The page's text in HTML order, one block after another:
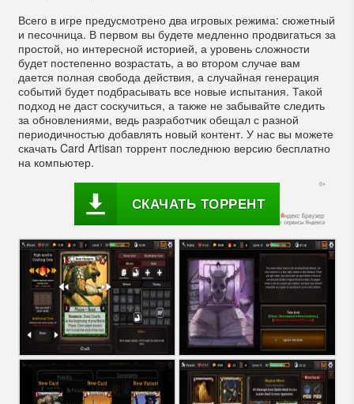
Всего в игре предусмотрено два игровых режима: сюжетный
и песочница. В первом вы будете медленно продвигаться за
простой, но интересной историей, а уровень сложности
будет постепенно возрастать, а во втором случае вам
дается полная свобода действия, а случайная генерация
событий будет подбрасывать все новые испытания. Такой
подход не даст соскучиться, а также не забывайте следить
за обновлениями, ведь разработчик обещал с разной
периодичностью добавлять новый контент. У нас вы можете
скачать Card Artisan торрент последнюю версию бесплатно
на компьютер.
СКАЧАТЬ ТОРРЕНТ